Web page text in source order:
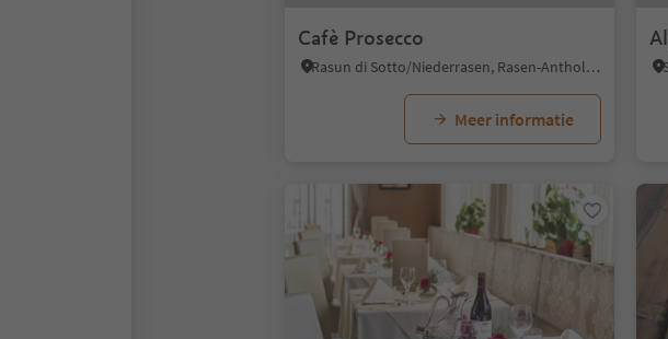
Cafè Prosecco
Rasun di Sotto/Niederrasen, Rasen-Antholz/Rasun Anterselva, Dolomites Region Kronplatz/Plan de Corones
Meer informatie